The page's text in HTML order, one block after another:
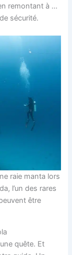
remontant à …
sécurité.
raie manta lors
l’un des rares
être
quête. Et